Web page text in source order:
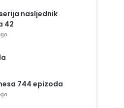
nasljednik
42
744 epizoda